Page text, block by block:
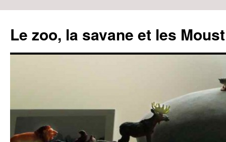
Le zoo, la savane et les